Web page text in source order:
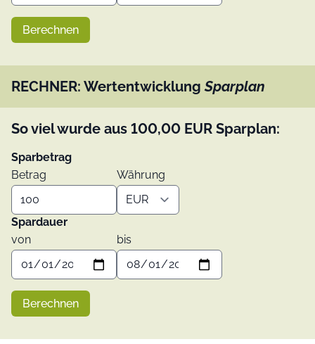
Berechnen
RECHNER: WertentwicklungSparplan
So viel wurde aus 100,00 EUR Sparplan:
Sparbetrag
Betrag
Währung
Spardauer
von
bis
Berechnen